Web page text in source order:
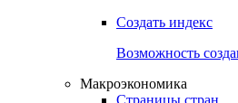
Создать индекс
Возможность
Макроэкономика
Страницы стран